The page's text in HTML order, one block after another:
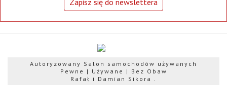
Zapisz się do newslettera
Autoryzowany Salon samochodów używanych
Pewne | Używane | Bez Obaw
Rafał i Damian Sikora .